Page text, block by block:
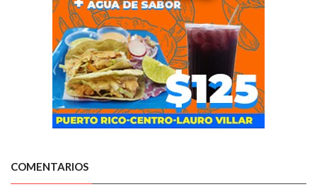
COMENTARIOS